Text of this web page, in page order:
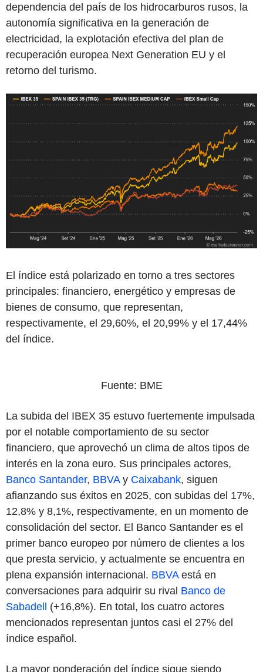
dependencia del país de los hidrocarburos rusos, la
autonomía significativa en la generación de
electricidad, la explotación efectiva del plan de
recuperación europea Next Generation EU y el
retorno del turismo.
El índice está polarizado en torno a tres sectores
principales: financiero, energético y empresas de
bienes de consumo, que representan,
respectivamente, el 29,60%, el 20,99% y el 17,44%
del índice.
Fuente: BME
La subida del IBEX 35 estuvo fuertemente impulsada
por el notable comportamiento de su sector
financiero, que aprovechó un clima de altos tipos de
interés en la zona euro. Sus principales actores,
Banco Santander, BBVAy Caixabank, siguen
afianzando sus éxitos en 2025, con subidas del 17%,
12,8% y 8,1%, respectivamente, en un momento de
consolidación del sector. El Banco Santander es el
primer banco europeo por número de clientes a los
que presta servicio, y actualmente se encuentra en
plena expansión internacional. BBVAestá en
conversaciones para adquirir su rival Banco de
Sabadell
(+16,8%). En total, los cuatro actores
mencionados representan juntos casi el 27% del
índice español.
La mayor ponderación del índice sigue siendo